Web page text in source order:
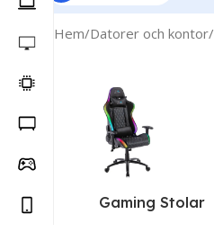
Hem/Datorer och kontor/
Gaming Stolar